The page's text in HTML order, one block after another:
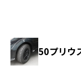
50プリウ